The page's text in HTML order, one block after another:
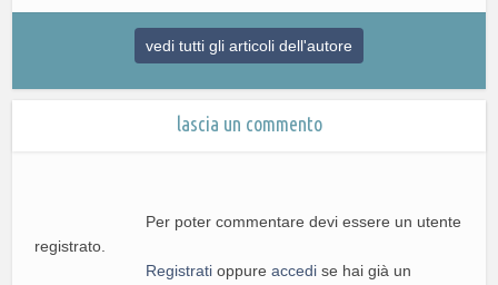
vedi tutti gli articoli dell'autore
lascia un commento
Per poter commentare devi essere un utente
registrato.
Registrati oppureaccedi se hai già un